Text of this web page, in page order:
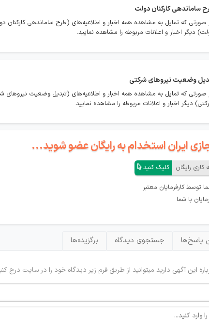
ساماندهی کارکنان دولت
صورتی که تمایل به مشاهده همه اخبار و اطلاعیه‌های (طرح ساماندهی
دیگر اخبار و اعلانات مربوطه را مشاهده نمایید.
وضعیت نیروهای شرکتی
صورتی که تمایل به مشاهده همه اخبار و اطلاعیه‌های (تبدیل وضعیت
دیگر اخبار و اعلانات مربوطه را مشاهده نمایید.
ایران استخدام به رایگان عضو شوید...
رایگان کلیک کنید
توسط کارفرمایان معتبر
با شما
پاسخ‌ها جستجوی دیدگاه برگزیده‌ها
این آگهی دارید میتوانید از طریق فرم زیر دیدگاه خود را در سایت درج